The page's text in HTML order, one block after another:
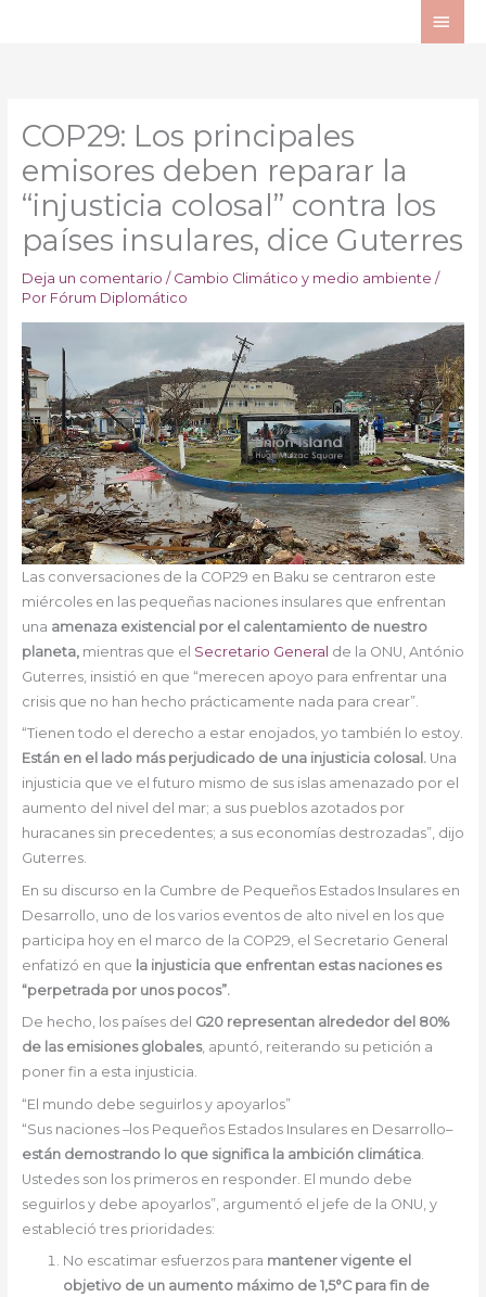
COP29: Los principales
emisores deben reparar la
“injusticia colosal” contra los
países insulares, dice Guterres
Deja un comentario / Cambio Climático y medio ambiente /
Por Fórum Diplomático
Las conversaciones de la COP29 en Baku se centraron este
miércoles en las pequeñas naciones insulares que enfrentan
una amenaza existencial por el calentamiento de nuestro
planeta,mientras que el Secretario General de la ONU, António
Guterres, insistió en que “merecen apoyo para enfrentar una
crisis que no han hecho prácticamente nada para crear”.
“Tienen todo el derecho a estar enojados, yo también lo estoy.
Están en el lado más perjudicado de una injusticia colosal.Una
injusticia que ve el futuro mismo de sus islas amenazado por el
aumento del nivel del mar; a sus pueblos azotados por
huracanes sin precedentes; a sus economías destrozadas”, dijo
Guterres.
En su discurso en la Cumbre de Pequeños Estados Insulares en
Desarrollo, uno de los varios eventos de alto nivel en los que
participa hoy en el marco de la COP29, el Secretario General
enfatizó en que la injusticia que enfrentan estas naciones es
“perpetrada por unos pocos”.
De hecho, los países del G20 representan alrededor del 80%
de las emisiones globales, apuntó, reiterando su petición a
poner fin a esta injusticia.
“El mundo debe seguirlos y apoyarlos”
“Sus naciones –los Pequeños Estados Insulares en Desarrollo–
están demostrando lo que significa la ambición climática.
Ustedes son los primeros en responder. El mundo debe
seguirlos y debe apoyarlos”, argumentó el jefe de la ONU, y
estableció tres prioridades:
No escatimar esfuerzos para mantener vigente el
objetivo de un aumento máximo de 1,5°C para fin de